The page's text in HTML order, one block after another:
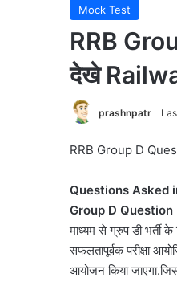
Mock Test
RRB
देखे
prashnpatr
RRB Group D
Questions Asked
Group D Question
माध्यम से ग्रुप डी भर्ती
सफलतापूर्वक परीक्षा
आयोजन किया